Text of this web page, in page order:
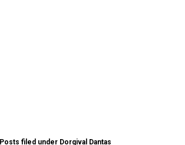
Posts filed under Dorgival Dantas